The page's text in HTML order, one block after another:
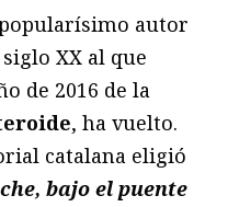
autor
XX al que
de 2016 de la
, ha vuelto.
catalana eligió
bajo el puente